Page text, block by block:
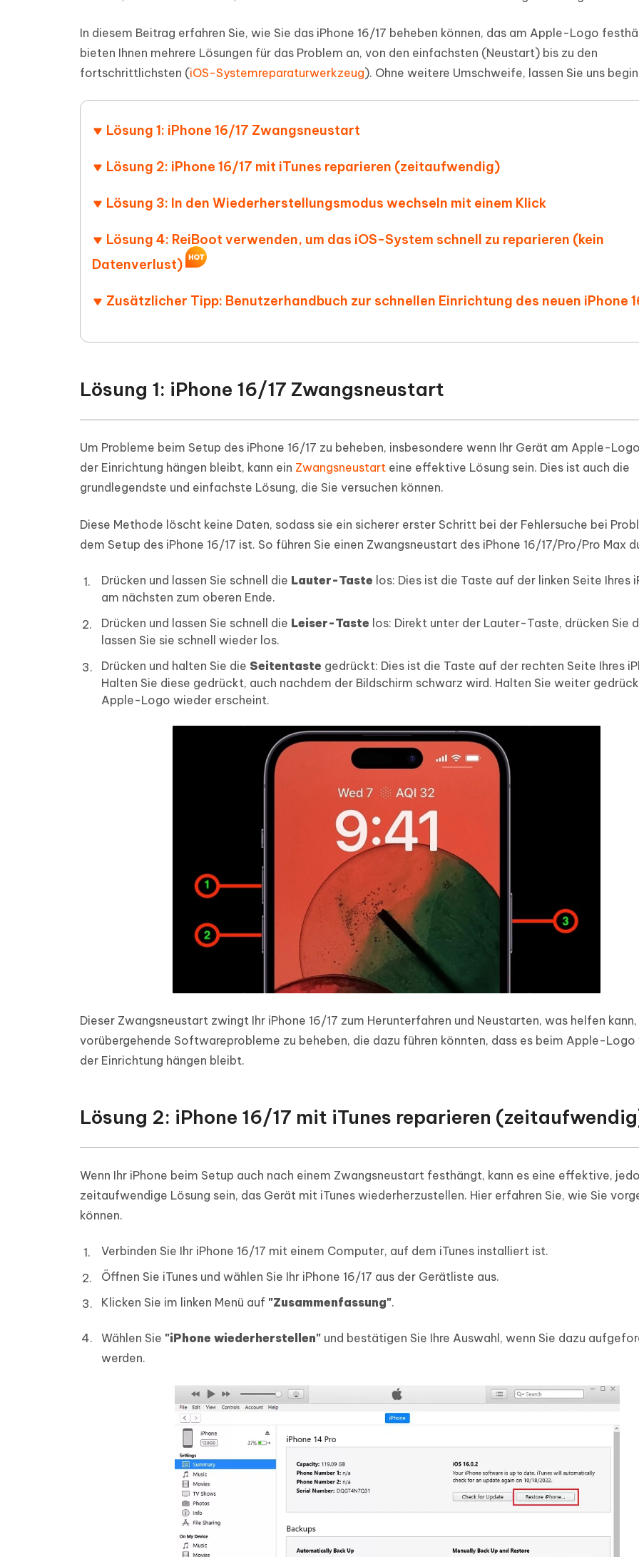
Gelöschte Dateien unter Windows
wiederherstellen
Wiederherstellen
Gelöschte Dateien auf Mac
wiederherstellen
Alle Produkte Anzeigen
Mobil
iPhone Standort ohne PC ändern
iAnyGo - Android Fake GPS APP
Neu
Android Standort ohne PC ändern
iCareFone Transfer APP
Whatsapp Chat übertragen
UltData for Android APP Cleanup Pro APP
Tenorshare KI Writer
Mit KI intelligenter, schneller und besser
schreiben
Tenorshare KI Bypass
KI Inhalte in menschenähnliche Inhalte
In diesem Beitrag erfahren Sie, wie Sie das iPhone 16/17 beheben können, das am Apple-Logo
bieten Ihnen mehrere Lösungen für das Problem an, von den einfachsten (Neustart) bis zu den
fortschrittlichsten (iOS-Systemreparaturwerkzeug). Ohne weitere Umschweife, lassen Sie uns
Lösung 1: iPhone 16/17 Zwangsneustart
Lösung 2: iPhone 16/17 mit iTunes reparieren (zeitaufwendig)
Lösung 3: In den Wiederherstellungsmodus wechseln mit einem Klick
Lösung 4: ReiBoot verwenden, um das iOS-System schnell zu reparieren (kein
Datenverlust)
Zusätzlicher Tipp: Benutzerhandbuch zur schnellen Einrichtung des neuen iPhone
Lösung 1: iPhone 16/17 Zwangsneustart
Um Probleme beim Setup des iPhone 16/17 zu beheben, insbesondere wenn Ihr Gerät am Apple-
der Einrichtung hängen bleibt, kann ein Zwangsneustart eine effektive Lösung sein. Dies ist auch die
grundlegendste und einfachste Lösung, die Sie versuchen können.
Diese Methode löscht keine Daten, sodass sie ein sicherer erster Schritt bei der Fehlersuche bei
dem Setup des iPhone 16/17 ist. So führen Sie einen Zwangsneustart des iPhone 16/17/Pro/Pro Max
Drücken und lassen Sie schnell die Lauter-Taste los: Dies ist die Taste auf der linken Seite Ihres
am nächsten zum oberen Ende.
Drücken und lassen Sie schnell die Leiser-Taste los: Direkt unter der Lauter-Taste, drücken Sie
lassen Sie sie schnell wieder los.
Drücken und halten Sie die Seitentaste gedrückt: Dies ist die Taste auf der rechten Seite Ihres
Halten Sie diese gedrückt, auch nachdem der Bildschirm schwarz wird. Halten Sie weiter
Apple-Logo wieder erscheint.
Dieser Zwangsneustart zwingt Ihr iPhone 16/17 zum Herunterfahren und Neustarten, was helfen kann,
vorübergehende Softwareprobleme zu beheben, die dazu führen könnten, dass es beim Apple-Logo
der Einrichtung hängen bleibt.
Lösung 2: iPhone 16/17 mit iTunes reparieren
Wenn Ihr iPhone beim Setup auch nach einem Zwangsneustart festhängt, kann es eine effektive,
zeitaufwendige Lösung sein, das Gerät mit iTunes wiederherzustellen. Hier erfahren Sie, wie Sie
können.
Verbinden Sie Ihr iPhone 16/17 mit einem Computer, auf dem iTunes installiert ist.
Öffnen Sie iTunes und wählen Sie Ihr iPhone 16/17 aus der Gerätliste aus.
Klicken Sie im linken Menü auf "Zusammenfassung".
Wählen Sie "iPhone wiederherstellen" und bestätigen Sie Ihre Auswahl, wenn Sie dazu
werden.